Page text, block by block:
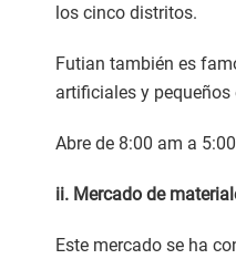
los cinco distritos.
Futian también es
artificiales y
Abre de 8:00 am a
ii. Mercado de
Este mercado se ha